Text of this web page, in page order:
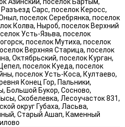
Сарс, поселок Керосс,
поселок Серебрянка, поселок
Колва, Ныроб, поселок Верхний
Усть-Язьва, поселок
поселок Мутиха, поселок
Верхняя Старица, поселок
Октябрьский, поселок Курган,
поселок Куеда, поселок
поселок Усть-Коса, Култаево,
Конец Гор, Пальники,
Большой Букор, Сосново,
Скобелевка, Лесоучасток 831,
округ Губаха, Ласьва,
Старый Ашап, Каменный